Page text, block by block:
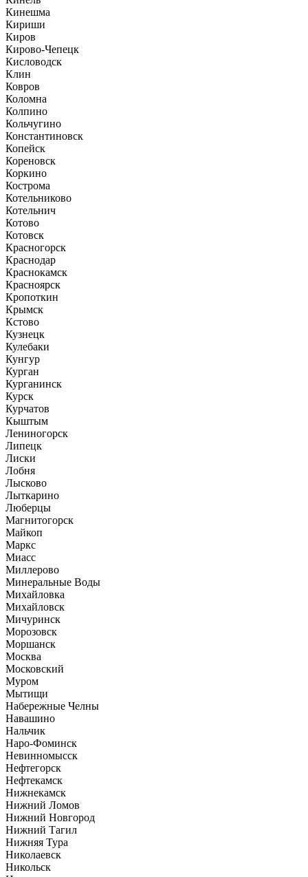
Кинешма
Кириши
Киров
Кирово-Чепецк
Кисловодск
Клин
Ковров
Коломна
Колпино
Кольчугино
Константиновск
Копейск
Кореновск
Коркино
Кострома
Котельниково
Котельнич
Котово
Котовск
Красногорск
Краснодар
Краснокамск
Красноярск
Кропоткин
Крымск
Кстово
Кузнецк
Кулебаки
Кунгур
Курган
Курганинск
Курск
Курчатов
Кыштым
Лениногорск
Липецк
Лиски
Лобня
Лысково
Лыткарино
Люберцы
Магнитогорск
Майкоп
Маркс
Миасс
Миллерово
Минеральные Воды
Михайловка
Михайловск
Мичуринск
Морозовск
Моршанск
Москва
Московский
Муром
Мытищи
Набережные Челны
Навашино
Нальчик
Наро-Фоминск
Невинномысск
Нефтегорск
Нефтекамск
Нижнекамск
Нижний Ломов
Нижний Новгород
Нижний Тагил
Нижняя Тура
Николаевск
Никольск